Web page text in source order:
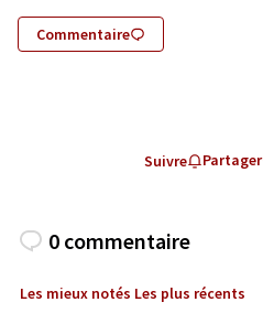
Commentaire
Suivre Partager
0 commentaire
Les mieux notés Les plus récents